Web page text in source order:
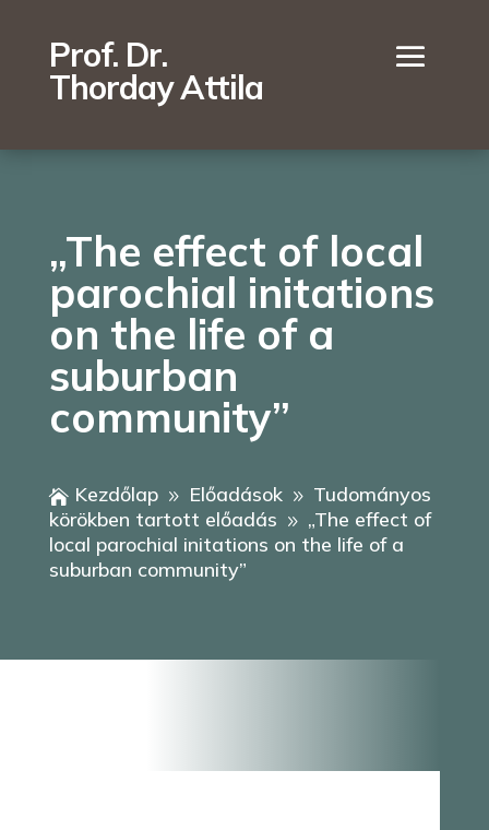
Prof. Dr.
Thorday Attila
„The effect of local
parochial initations
on the life of a
suburban
community”
 Kezdőlap 9 Előadások 9 Tudományos
körökben tartott előadás
9 „The effect of
local parochial initations on the life of a
suburban community”